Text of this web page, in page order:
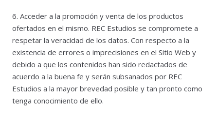
6. Acceder a la promoción y venta de los productos
ofertados en el mismo. REC Estudios se compromete a
respetar la veracidad de los datos. Con respecto a la
existencia de errores o imprecisiones en el Sitio Web y
debido a que los contenidos han sido redactados de
acuerdo a la buena fe y serán subsanados por REC
Estudios a la mayor brevedad posible y tan pronto como
tenga conocimiento de ello.